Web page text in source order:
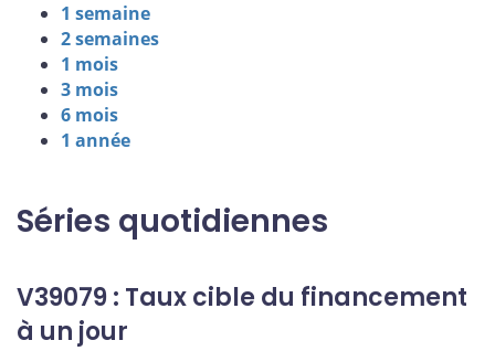
1 semaine
2 semaines
1 mois
3 mois
6 mois
1 année
Séries quotidiennes
V39079 : Taux cible du financement
à un jour